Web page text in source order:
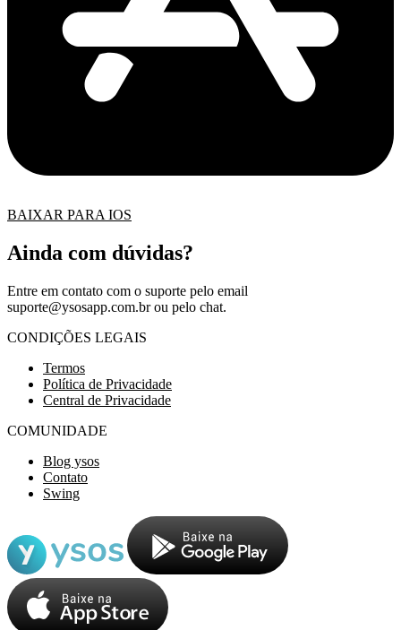
BAIXAR PARA IOS
Ainda com dúvidas?
Entre em contato com o suporte pelo email
suporte@ysosapp.com.brou pelo chat.
CONDIÇÕES LEGAIS
Termos
Política de Privacidade
Central de Privacidade
COMUNIDADE
Blog ysos
Contato
Swing